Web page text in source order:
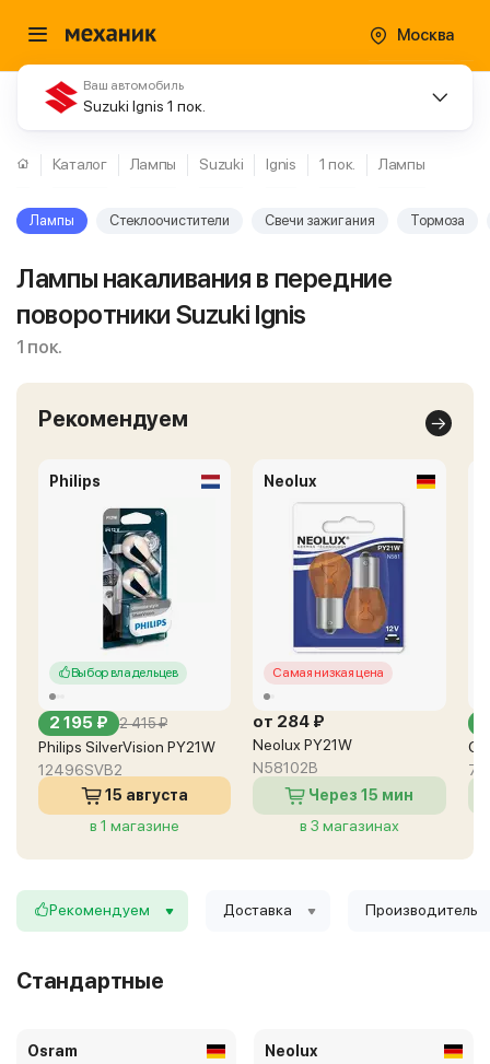
Москва
Ваш автомобиль
Suzuki Ignis 1 пок.
Каталог Лампы Suzuki Ignis 1 пок. Лампы
Лампы Стеклоочистители Свечи зажигания Тормоза
Лампы накаливания в передние
поворотники Suzuki Ignis
1 пок.
Рекомендуем
Philips
Выбор владельцев
2 195 ₽ 2 415 ₽
Philips SilverVision PY21W
12496SVB2
15 августа
в 1 магазине
Neolux
Самая низкая цена
от 284 ₽
Neolux PY21W
N58102B
Через 15 мин
в 3 магазинах
Рекомендуем Доставка Производитель
Стандартные
Osram Neolux